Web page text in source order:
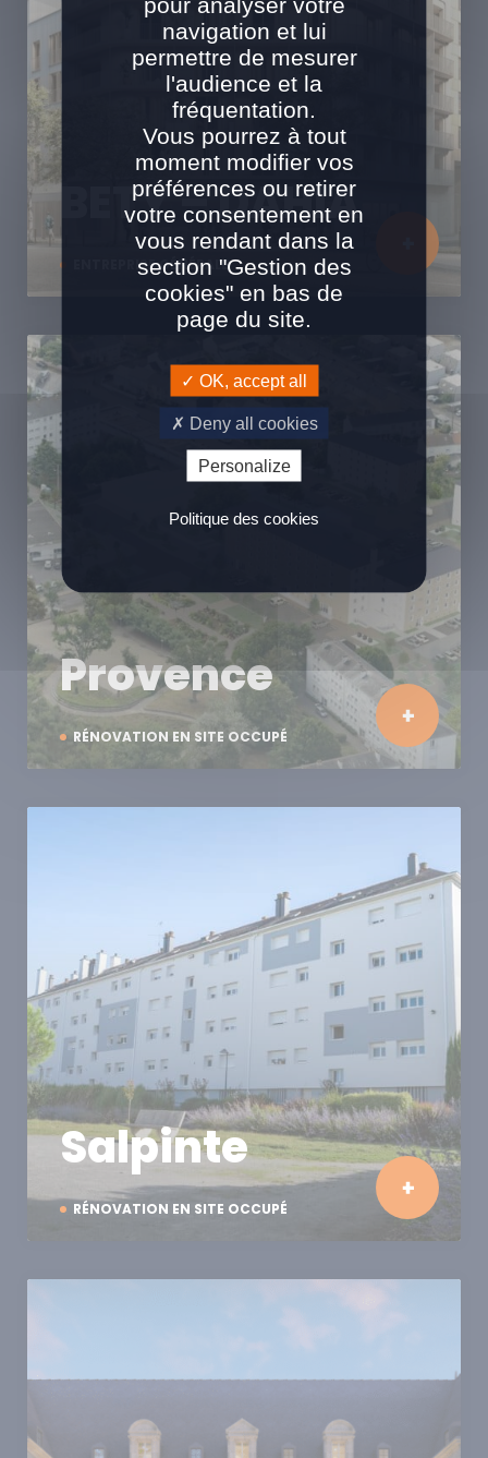
ENTREPRISE GÉNÉRALE
BETY – DAHIA
RÉNOVATION EN SITE OCCUPÉ
Provence
RÉNOVATION EN SITE OCCUPÉ
Salpinte
navigation et lui
permettre de mesurer
l'audience et la
fréquentation.
Vous pourrez à tout
moment modifier vos
préférences ou retirer
votre consentement en
vous rendant dans la
section "Gestion des
cookies" en bas de
page du site.
OK, accept all
Deny all cookies
Personalize
Politique des cookies